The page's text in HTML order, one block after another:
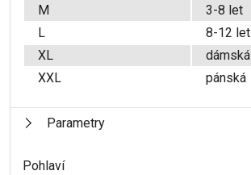
M
3-8 let
L
8-12 let
XL
dámská
XXL
pánská
Parametry
Pohlaví